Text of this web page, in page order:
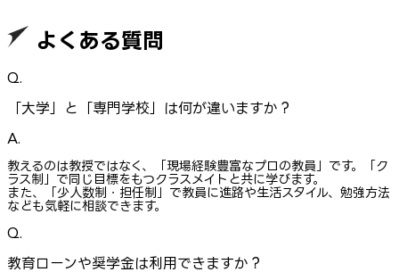
よくある質問
Q.
「大学」と「専門学校」は何が違いますか？
A.
教えるのは教授ではなく、「現場経験豊富なプロの教員」です。「ク
ラス制」で同じ目標をもつクラスメイトと共に学びます。
また、「少人数制・担任制」で教員に進路や生活スタイル、勉強方法
なども気軽に相談できます。
Q.
教育ローンや奨学金は利用できますか？